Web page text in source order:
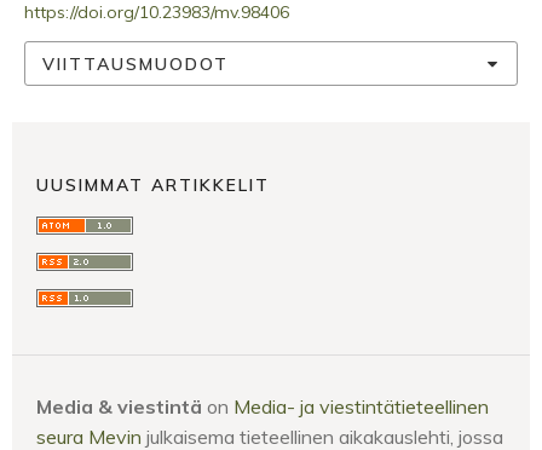
https://doi.org/10.23983/mv.98406
VIITTAUSMUODOT
UUSIMMAT ARTIKKELIT
Media & viestintä on Media- ja viestintätieteellinen
seura Mevin julkaisema tieteellinen aikakauslehti, jossa